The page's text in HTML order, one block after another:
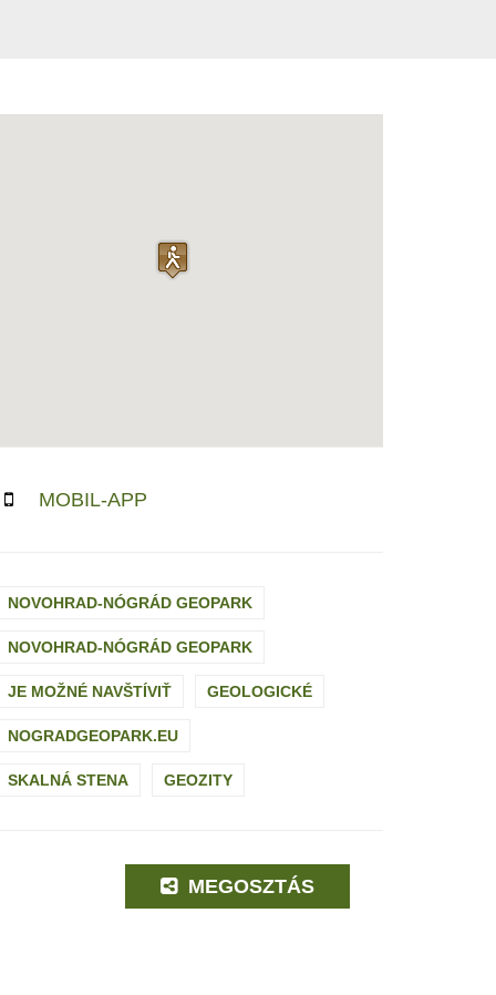
MOBIL-APP
NOVOHRAD-NÓGRÁD GEOPARK
NOVOHRAD-NÓGRÁD GEOPARK
JE MOŽNÉ NAVŠTÍVIŤ GEOLOGICKÉ
NOGRADGEOPARK.EU
SKALNÁ STENA GEOZITY
MEGOSZTÁS